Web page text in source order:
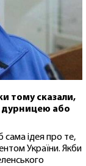
тому сказали,
дурницею або
ідея про те,
України. Якби